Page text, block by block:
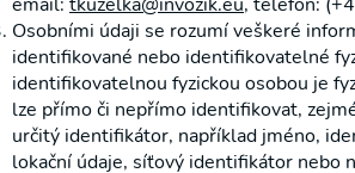
❯
Elektrické
pohony
Osobními údaji se rozumí veškeré
identifikované nebo identifikovatelné
identifikovatelnou fyzickou osobou je
lze přímo či nepřímo identifikovat,
určitý identifikátor, například jméno,
lokační údaje, síťový identifikátor nebo